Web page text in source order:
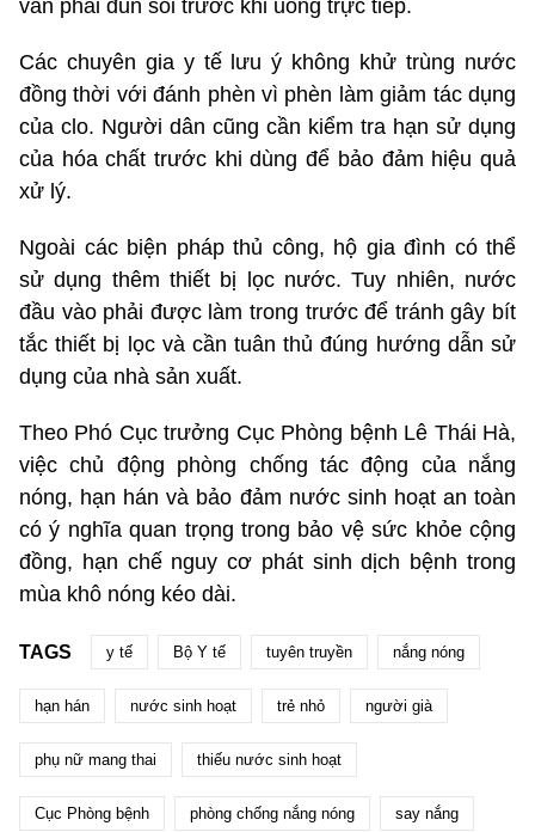
vẫn phải đun sôi trước khi uống trực tiếp.
Các chuyên gia y tế lưu ý không khử trùng nước
đồng thời với đánh phèn vì phèn làm giảm tác dụng
của clo. Người dân cũng cần kiểm tra hạn sử dụng
của hóa chất trước khi dùng để bảo đảm hiệu quả
xử lý.
Ngoài các biện pháp thủ công, hộ gia đình có thể
sử dụng thêm thiết bị lọc nước. Tuy nhiên, nước
đầu vào phải được làm trong trước để tránh gây bít
tắc thiết bị lọc và cần tuân thủ đúng hướng dẫn sử
dụng của nhà sản xuất.
Theo Phó Cục trưởng Cục Phòng bệnh Lê Thái Hà,
việc chủ động phòng chống tác động của nắng
nóng, hạn hán và bảo đảm nước sinh hoạt an toàn
có ý nghĩa quan trọng trong bảo vệ sức khỏe cộng
đồng, hạn chế nguy cơ phát sinh dịch bệnh trong
mùa khô nóng kéo dài.
TAGS y tế Bộ Y tế tuyên truyền nắng nóng
hạn hán nước sinh hoạt trẻ nhỏ người già
phụ nữ mang thai thiếu nước sinh hoạt
Cục Phòng bệnh phòng chống nắng nóng say nắng